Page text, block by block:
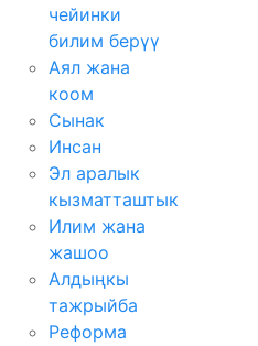
чейинки
билим берүү
Аял жана
коом
Сынак
Инсан
Эл аралык
кызматташтык
Илим жана
жашоо
Алдыңкы
тажрыйба
Реформа